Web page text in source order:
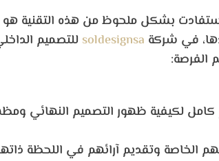
استفادت بشكل ملحوظ من هذه التقنية
في شركة soldesignsa للتصميم
الفرصة:
لكيفية ظهور التصميم النهائي
وتقديم آرائهم في اللحظة